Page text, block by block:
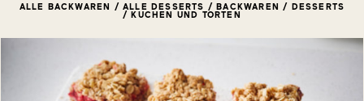
ALLE BACKWAREN / ALLE DESSERTS / BACKWAREN / DESSERTS
/ KUCHEN UND TORTEN